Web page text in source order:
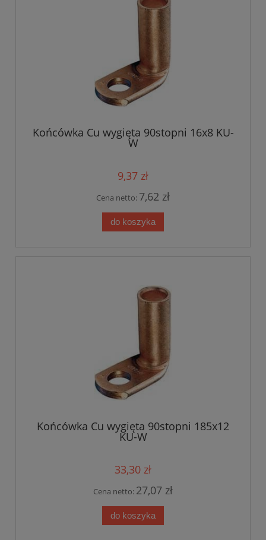
Końcówka Cu wygięta 90stopni 16x8 KU-
W
9,37 zł
Cena netto: 7,62 zł
do koszyka
Końcówka Cu wygięta 90stopni 185x12
KU-W
33,30 zł
Cena netto: 27,07 zł
do koszyka